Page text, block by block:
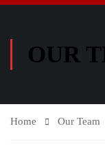
OUR
Home Our Team